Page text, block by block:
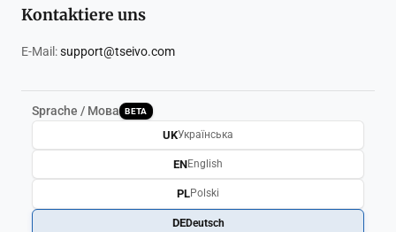
Kontaktiere uns
E-Mail:support@tseivo.com
Sprache / Мова BETA
UKУкраїнська
ENEnglish
PLPolski
DEDeutsch